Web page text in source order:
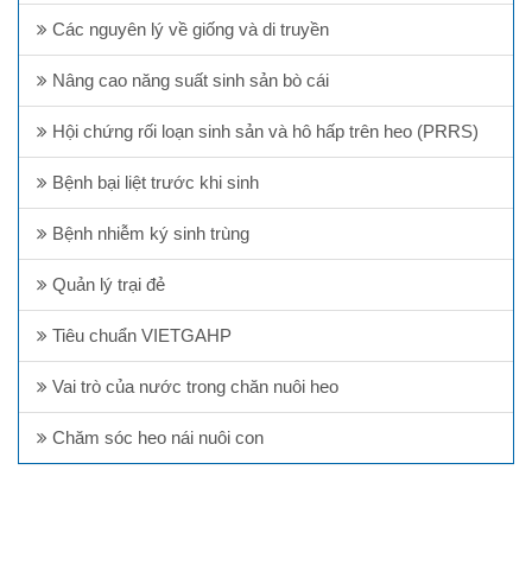
Các nguyên lý về giống và di truyền
Nâng cao năng suất sinh sản bò cái
Hội chứng rối loạn sinh sản và hô hấp trên heo (PRRS)
Bệnh bại liệt trước khi sinh
Bệnh nhiễm ký sinh trùng
Quản lý trại đẻ
Tiêu chuẩn VIETGAHP
Vai trò của nước trong chăn nuôi heo
Chăm sóc heo nái nuôi con